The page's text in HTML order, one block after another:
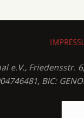
e.V., Friedensstr.
BIC: